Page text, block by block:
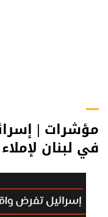
مؤشرات |
في لبنان